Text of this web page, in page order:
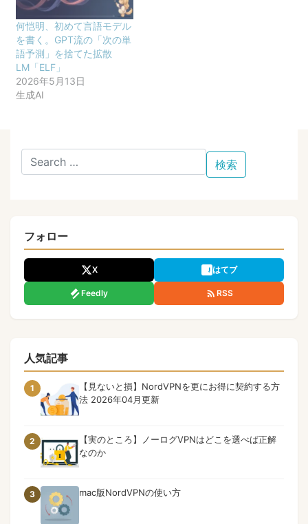
何恺明、初めて言語モデル
を書く。GPT流の「次の単
語予測」を捨てた拡散
LM「ELF」
2026年5月13日
生成AI
フォロー
X はてブ
Feedly RSS
人気記事
1
【見ないと損】NordVPNを更にお得に契約する方
法 2026年04月更新
2
【実のところ】ノーログVPNはどこを選べば正解
なのか
3 mac版NordVPNの使い方